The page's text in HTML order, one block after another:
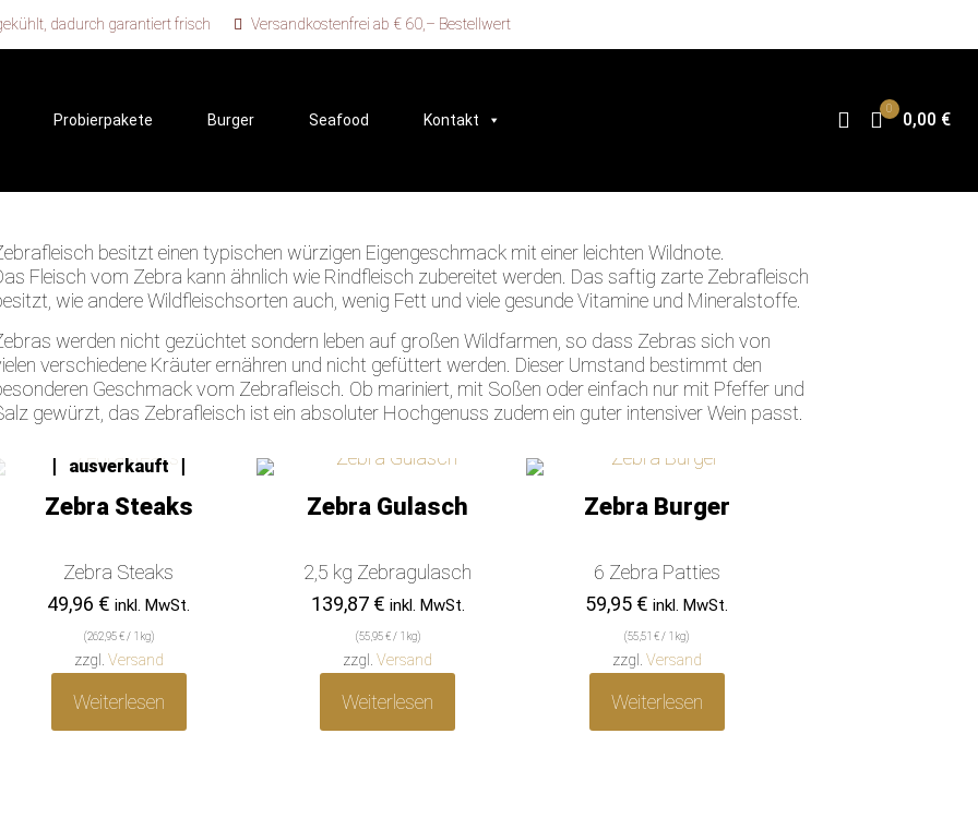
dadurch garantiert frisch Versandkostenfrei ab € 60,– Bestellwert
Probierpakete Burger Seafood Kontakt
0
0,00 €
besitzt einen typischen würzigen Eigengeschmack mit einer leichten Wildnote.
Fleisch vom Zebra kann ähnlich wie Rindfleisch zubereitet werden. Das saftig zarte Zebrafleisch
wie andere Wildfleischsorten auch, wenig Fett und viele gesunde Vitamine und Mineralstoffe.
werden nicht gezüchtet sondern leben auf großen Wildfarmen, so dass Zebras sich von
verschiedene Kräuter ernähren und nicht gefüttert werden. Dieser Umstand bestimmt den
Geschmack vom Zebrafleisch. Ob mariniert, mit Soßen oder einfach nur mit Pfeffer und
gewürzt, das Zebrafleisch ist ein absoluter Hochgenuss zudem ein guter intensiver Wein passt.
ausverkauft
Zebra Steaks
Zebra Steaks
49,96 € inkl. MwSt.
(262,95€/ 1 kg)
zzgl. Versand
Weiterlesen
Zebra Gulasch
2,5 kg Zebragulasch
139,87 € inkl. MwSt.
(55,95€/ 1 kg)
zzgl.Versand
Weiterlesen
Zebra Burger
6 Zebra Patties
59,95 € inkl. MwSt.
(55,51€/ 1 kg)
zzgl. Versand
Weiterlesen